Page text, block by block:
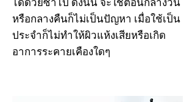
ได้ด้วยซ้ำไป ดังนั้น จะใช้ตอนกลางวัน
หรือกลางคืนก็ไม่เป็นปัญหา เมื่อใช้เป็น
ประจำก็ไม่ทำให้ผิวแห้งเสียหรือเกิด
อาการระคายเคืองใดๆ